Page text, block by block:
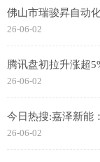
佛山市瑞骏昇自动
26-06-02
腾讯盘初拉升涨超
26-06-02
今日热搜:嘉泽新能
26-06-02